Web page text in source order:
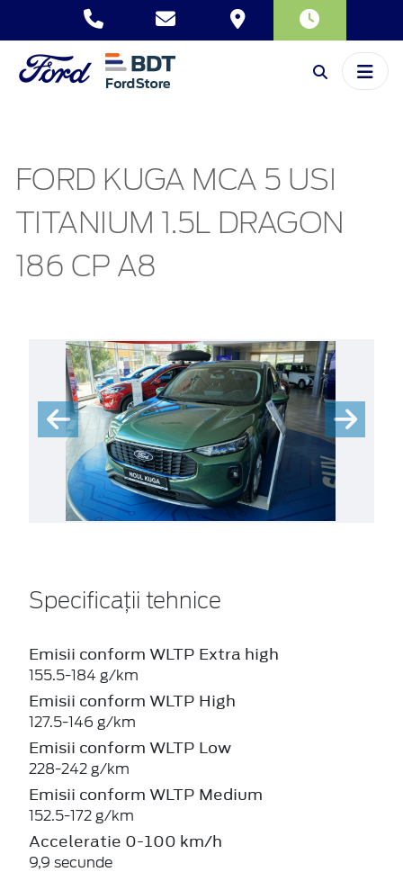
FORD KUGA MCA 5 USI
TITANIUM 1.5L DRAGON
186 CP A8
Specificații tehnice
Emisii conform WLTP Extra high
155.5-184 g/km
Emisii conform WLTP High
127.5-146 g/km
Emisii conform WLTP Low
228-242 g/km
Emisii conform WLTP Medium
152.5-172 g/km
Acceleratie 0-100 km/h
9,9 secunde